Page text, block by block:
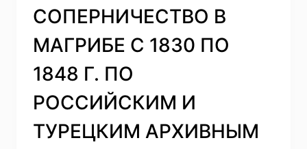
СОПЕРНИЧЕСТВО В
МАГРИБЕ С 1830 ПО
1848 Г. ПО
РОССИЙСКИМ И
ТУРЕЦКИМ АРХИВНЫМ